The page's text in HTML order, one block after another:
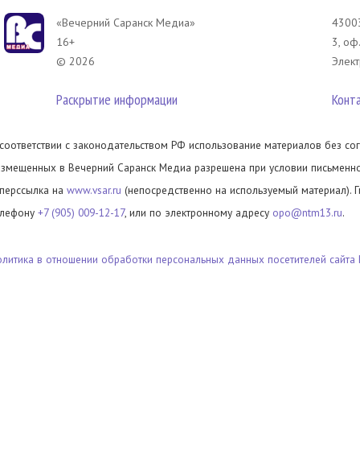
«Вечерний Саранск Mедиа»
16+
© 2026
Раскрытие информации
3,
с законодательством РФ использование материалов без
в Вечерний Саранск Медиа разрешена при условии
на www.vsar.ru (непосредственно на используемый материал).
+7 (905) 009-12-17, или по электронному адресу opo@ntm13.ru.
в отношении обработки персональных данных посетителей